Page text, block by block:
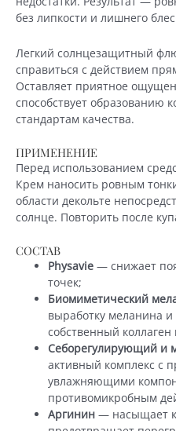
без липкости и лишнего
Легкий солнцезащитный
справиться с действием
Оставляет приятное
способствует образованию
стандартам качества.
ПРИМЕНЕНИЕ
Перед использованием
Крем наносить ровным
области декольте
солнце. Повторить после
СОСТАВ
Physavie — снижает
точек;
Биомиметический
выработку меланина
собственный коллаген
Себорегулирующий и
активный комплекс с
увлажняющими
противомикробным
Аргинин — насыщает